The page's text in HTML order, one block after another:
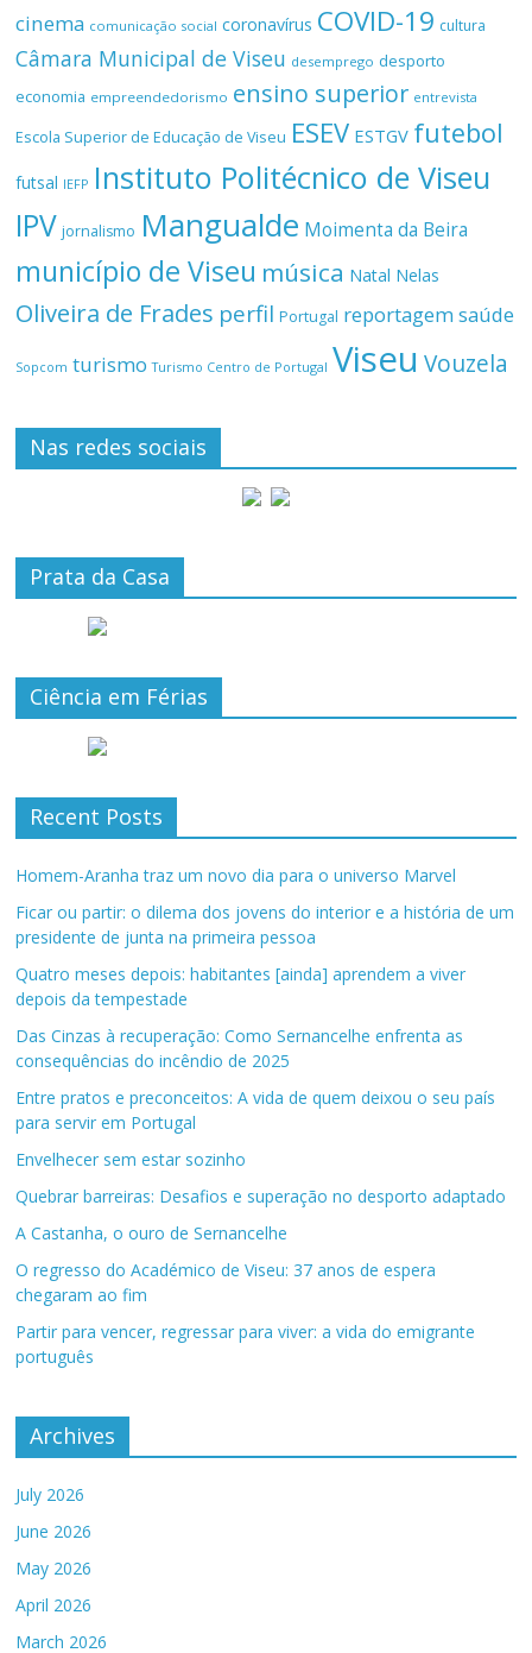
cinema comunicação social coronavírus COVID-19 cultura
Câmara Municipal de Viseu desemprego desporto
economia empreendedorismo ensino superior entrevista
Escola Superior de Educação de Viseu ESEV ESTGV futebol
futsal IEFP Instituto Politécnico de Viseu
IPV jornalismo Mangualde Moimenta da Beira
município de Viseu música Natal Nelas
Oliveira de Frades perfil Portugal reportagemsaúde
Sopcom turismo Turismo Centro de Portugal Viseu Vouzela
Nas redes sociais
Prata da Casa
Ciência em Férias
Recent Posts
Homem-Aranha traz um novo dia para o universo Marvel
Ficar ou partir: o dilema dos jovens do interior e a história de um
presidente de junta na primeira pessoa
Quatro meses depois: habitantes [ainda] aprendem a viver
depois da tempestade
Das Cinzas à recuperação: Como Sernancelhe enfrenta as
consequências do incêndio de 2025
Entre pratos e preconceitos: A vida de quem deixou o seu país
para servir em Portugal
Envelhecer sem estar sozinho
Quebrar barreiras: Desafios e superação no desporto adaptado
A Castanha, o ouro de Sernancelhe
O regresso do Académico de Viseu: 37 anos de espera
chegaram ao fim
Partir para vencer, regressar para viver: a vida do emigrante
português
Archives
July 2026
June 2026
May 2026
April 2026
March 2026